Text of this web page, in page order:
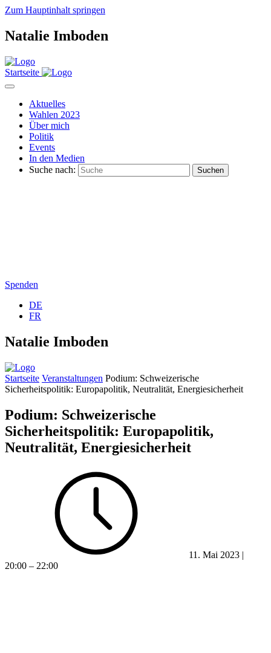
Zum Hauptinhalt springen
Natalie Imboden
Startseite
Aktuelles
Wahlen 2023
Über mich
Politik
Events
In den Medien
Suche nach:
Spenden
DE
FR
Natalie Imboden
Startseite Veranstaltungen Podium: Schweizerische
Sicherheitspolitik: Europapolitik, Neutralität, Energiesicherheit
Podium: Schweizerische
Sicherheitspolitik: Europapolitik,
Neutralität, Energiesicherheit
11. Mai 2023 |
20:00 – 22:00